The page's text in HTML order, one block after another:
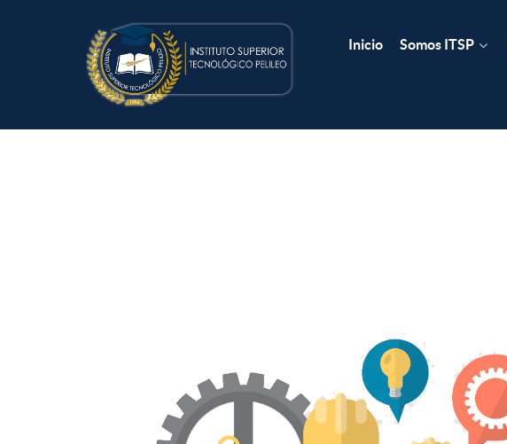
Inicio Somos ITSP